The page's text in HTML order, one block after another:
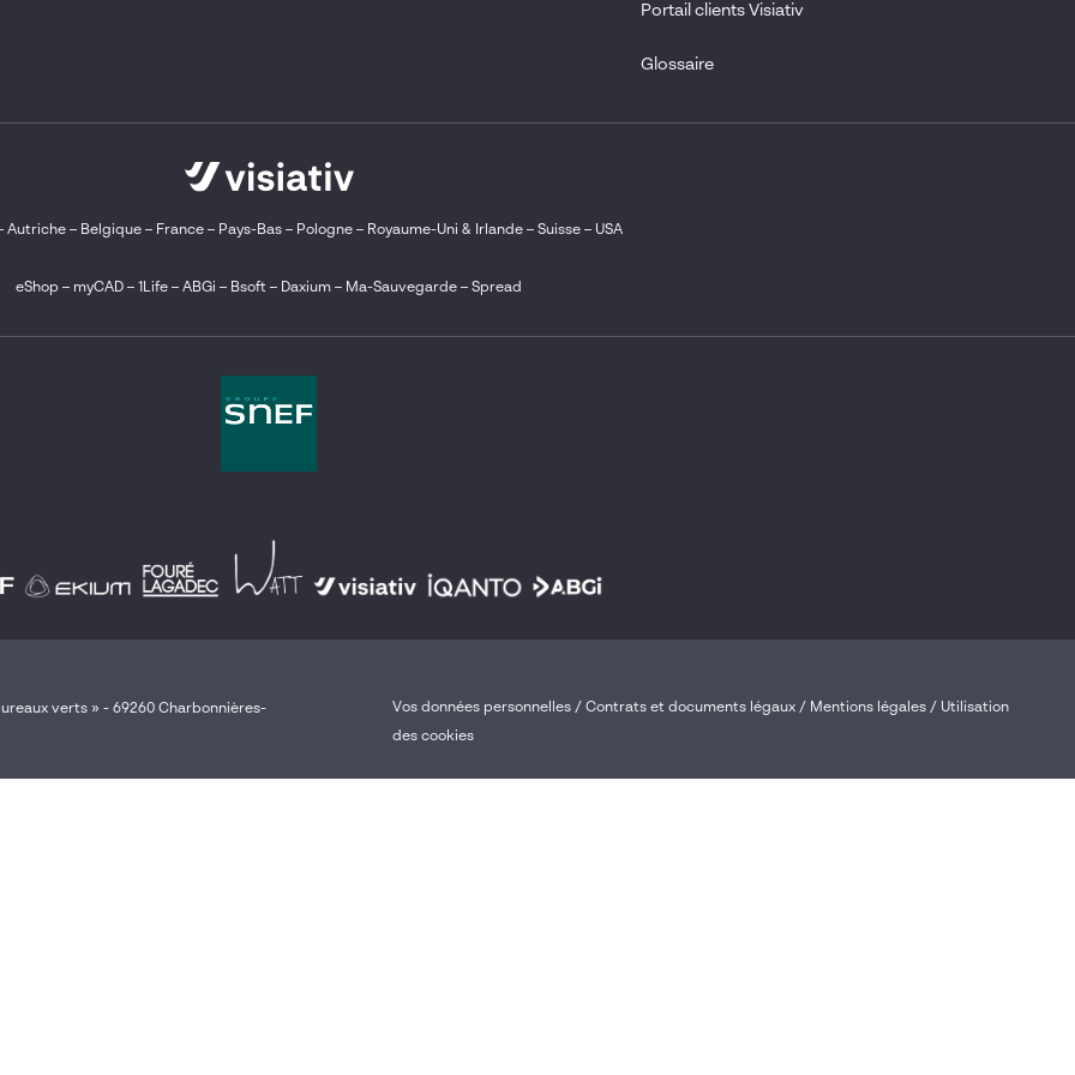
Portail clients Visiativ
Glossaire
Autriche– Belgique – France– Pays-Bas– Pologne– Royaume-Uni & Irlande– Suisse– USA
eShop – myCAD – 1Life – ABGi – Bsoft – Daxium – Ma-Sauvegarde – Spread
verts » - 69260 Charbonnières-
Vos données personnelles /Contrats et documents légaux / Mentions légales / Utilisation
des cookies